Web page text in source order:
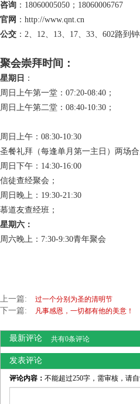
咨询 ：18060005050；18060006767
官网 ：http://www.qnt.cn
公交 ：2、12、13、17、33、602路到
聚会崇拜时间：
星期日 ：
周日上午第一堂：07:20-08:40；
周日上午第二堂：08:40-10:30；
周日上午：08:30-10:30
圣餐礼拜（每逢单月第一主日）两场合
周日下午：14:30-16:00
信徒查经聚会；
周日晚上：19:30-21:30
慕道友查经班；
星期六：
周六晚上：7:30-9:30青年聚会
上一篇: 过一个分别为圣的清明节
下一篇: 凡事感恩，一切都有他的美意！
最新评论 共有0条评论
发表评论
评论内容： 不能超过250字，需审核，请